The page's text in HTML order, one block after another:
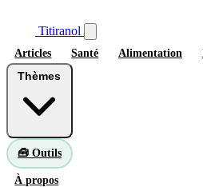
Titiranol
Articles Santé Alimentation
🧰 Outils
À propos